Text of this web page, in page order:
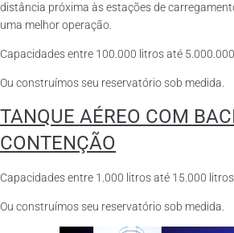
distância próxima às estações de
uma melhor operação.
Capacidades entre 100.000 litros até
Ou construímos seu reservatório sob medida.
TANQUE AÉREO COM
CONTENÇÃO
Capacidades entre 1.000 litros até 15.000 litros.
Ou construímos seu reservatório sob medida.